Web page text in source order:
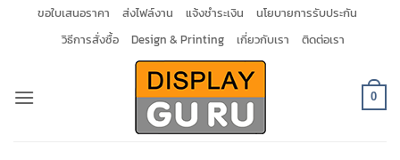
ขอใบเสนอราคา ส่งไฟล์งาน แจ้งชำระเงิน
นโยบายการรับประกัน
วิธีการสั่งซื้อ
Design & Printing เกี่ยวกับเรา ติดต่อเรา
0